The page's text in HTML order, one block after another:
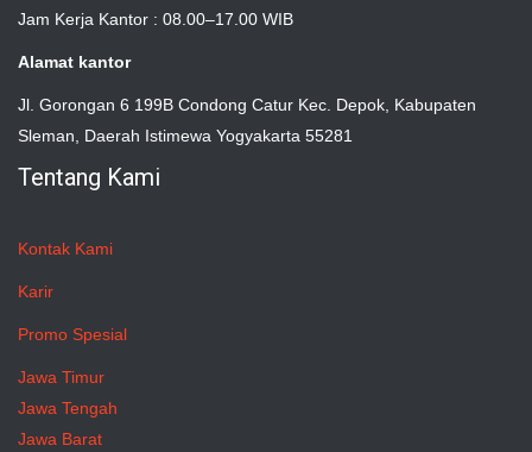
Jam Kerja Kantor : 08.00–17.00 WIB
Alamat kantor
Jl. Gorongan 6 199B Condong Catur Kec. Depok, Kabupaten
Sleman, Daerah Istimewa Yogyakarta 55281
Tentang Kami
Kontak Kami
Karir
Promo Spesial
Jawa Timur
Jawa Tengah
Jawa Barat